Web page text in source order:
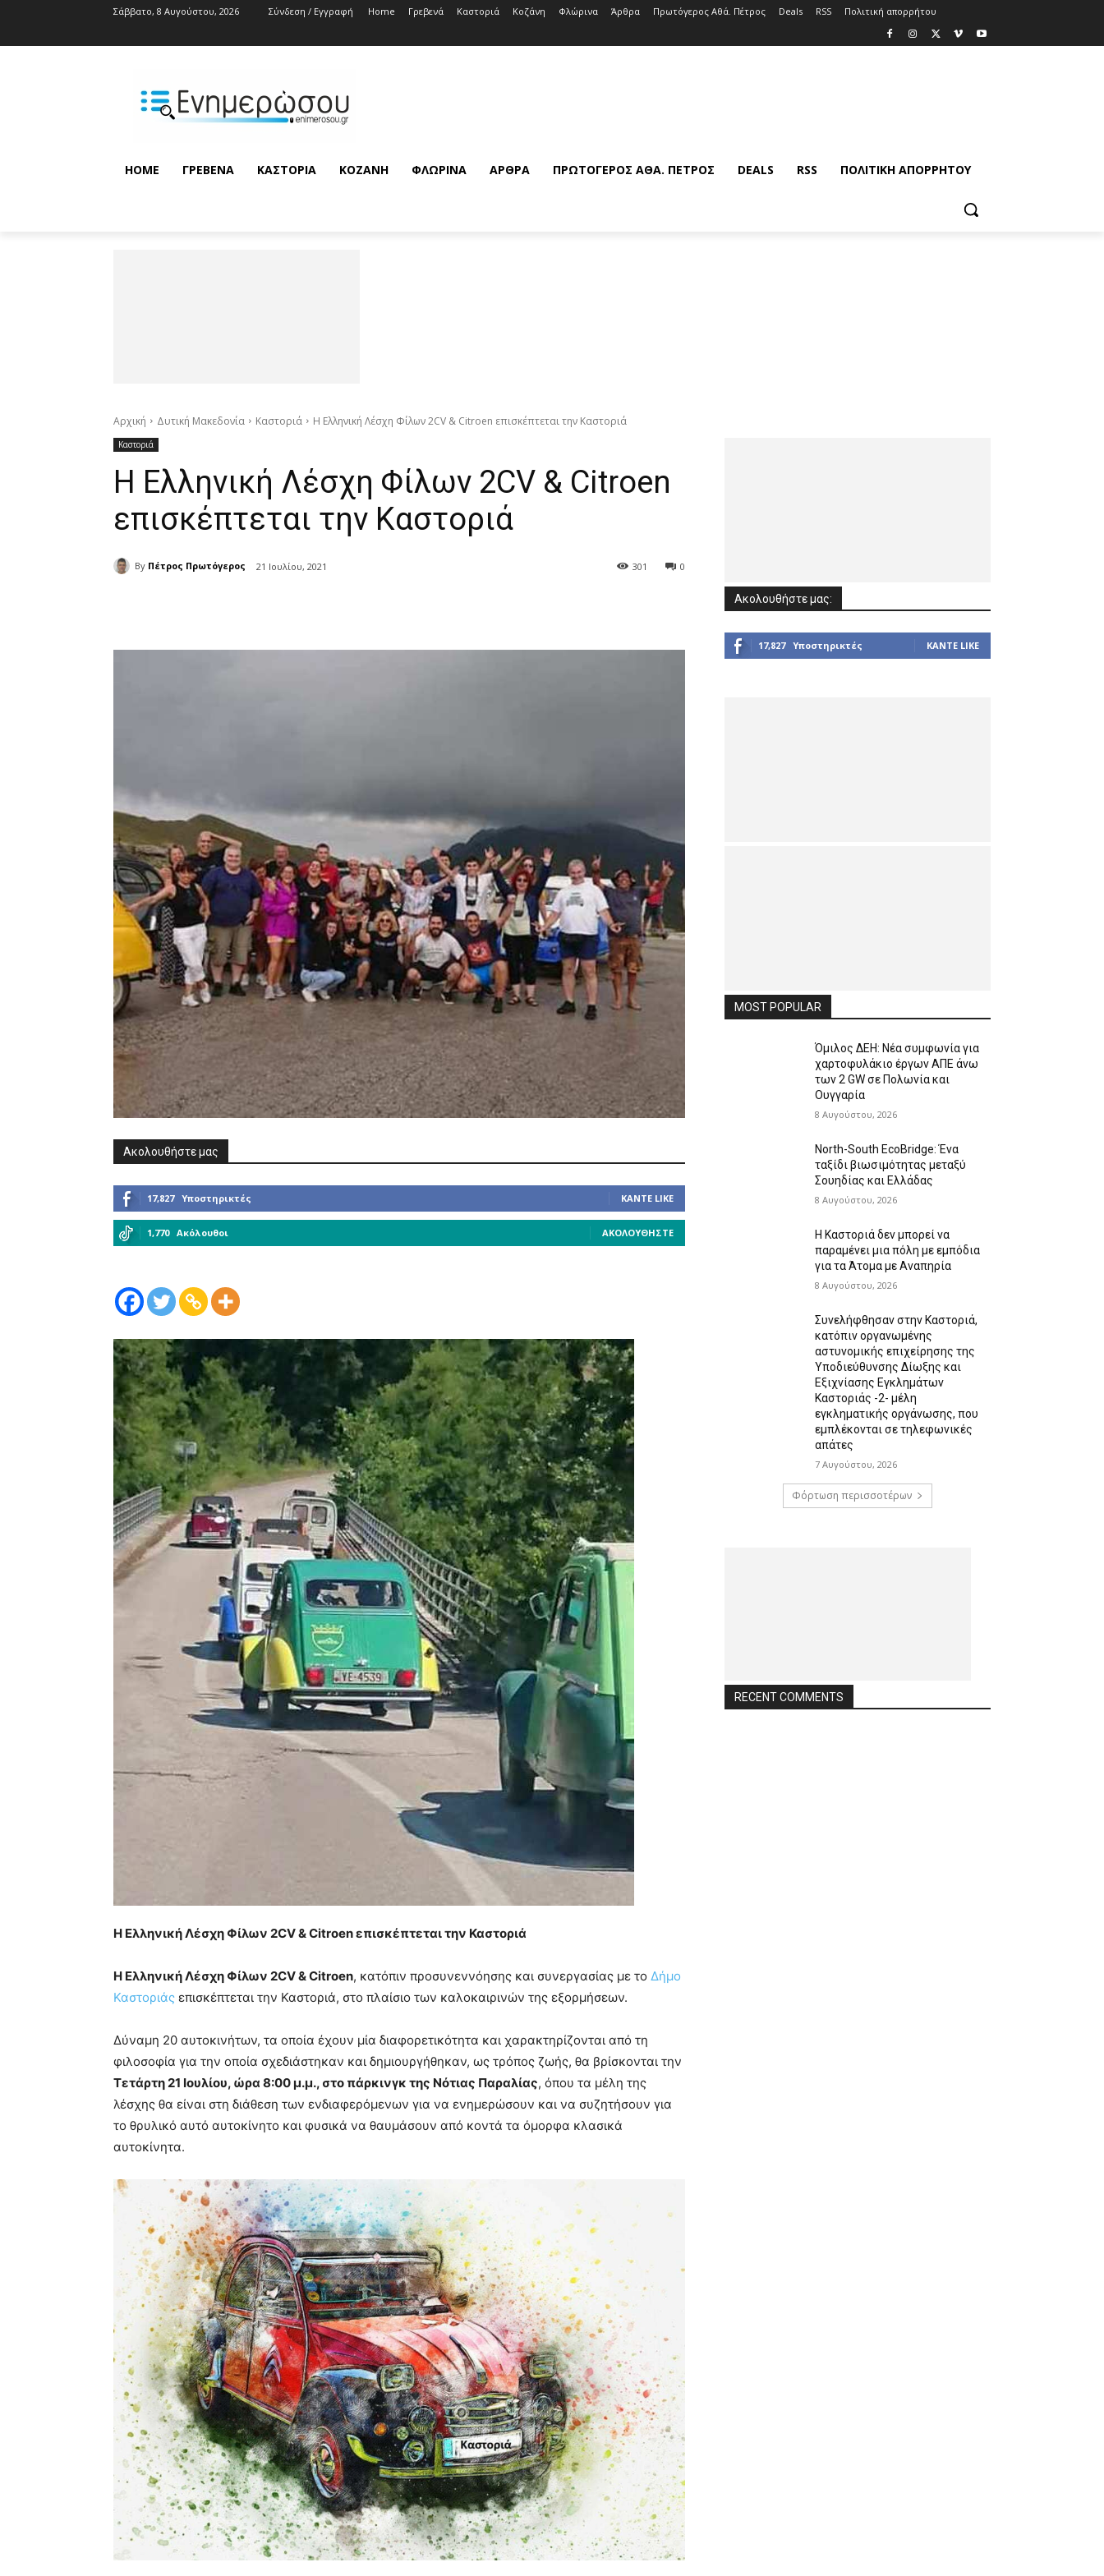
Σάββατο, 8 Αυγούστου, 2026 Σύνδεση / Εγγραφή Home Γρεβενά Καστοριά Κοζάνη Φλώρινα Άρθρα Πρωτόγερος Αθά. Πέτρος Deals RSS Πολιτική απορρήτου
HOME ΓΡΕΒΕΝΆ ΚΑΣΤΟΡΙΆ ΚΟΖΆΝΗ ΦΛΏΡΙΝΑ ΆΡΘΡΑ ΠΡΩΤΌΓΕΡΟΣ ΑΘΆ. ΠΈΤΡΟΣ DEALS RSS ΠΟΛΙΤΙΚΉ ΑΠΟΡΡΉΤΟΥ
Αρχική Δυτική Μακεδονία Καστοριά Η Ελληνική Λέσχη Φίλων 2CV & Citroen επισκέπτεται την Καστοριά
Καστοριά
Η Ελληνική Λέσχη Φίλων 2CV & Citroen
επισκέπτεται την Καστοριά
By Πέτρος Πρωτόγερος 21 Ιουλίου, 2021 0
301
Ακολουθήστε μας
17,827 Υποστηρικτές ΚΆΝΤΕ LIKE
1,770 Ακόλουθοι ΑΚΟΛΟΥΘΉΣΤΕ
Η Ελληνική Λέσχη Φίλων 2CV & Citroen επισκέπτεται την Καστοριά
Η Ελληνική Λέσχη Φίλων 2CV & Citroen, κατόπιν προσυνεννόησης και συνεργασίας με το Δήμο
Καστοριάς επισκέπτεται την Καστοριά, στο πλαίσιο των καλοκαιρινών της εξορμήσεων.
Δύναμη 20 αυτοκινήτων, τα οποία έχουν μία διαφορετικότητα και χαρακτηρίζονται από τη
φιλοσοφία για την οποία σχεδιάστηκαν και δημιουργήθηκαν, ως τρόπος ζωής, θα βρίσκονται την
Τετάρτη 21 Ιουλίου, ώρα 8:00 μ.μ., στο πάρκινγκ της Νότιας Παραλίας, όπου τα μέλη της
λέσχης θα είναι στη διάθεση των ενδιαφερόμενων για να ενημερώσουν και να συζητήσουν για
το θρυλικό αυτό αυτοκίνητο και φυσικά να θαυμάσουν από κοντά τα όμορφα κλασικά
αυτοκίνητα.
Ακολουθήστε μας:
17,827 Υποστηρικτές ΚΆΝΤΕ LIKE
MOST POPULAR
Όμιλος ΔΕΗ: Νέα συμφωνία για
χαρτοφυλάκιο έργων ΑΠΕ άνω
των 2 GW σε Πολωνία και
Ουγγαρία
8 Αυγούστου, 2026
North-South EcoBridge: Ένα
ταξίδι βιωσιμότητας μεταξύ
Σουηδίας και Ελλάδας
8 Αυγούστου, 2026
Η Καστοριά δεν μπορεί να
παραμένει μια πόλη με εμπόδια
για τα Άτομα με Αναπηρία
8 Αυγούστου, 2026
Συνελήφθησαν στην Καστοριά,
κατόπιν οργανωμένης
αστυνομικής επιχείρησης της
Υποδιεύθυνσης Δίωξης και
Εξιχνίασης Εγκλημάτων
Καστοριάς -2- μέλη
εγκληματικής οργάνωσης, που
εμπλέκονται σε τηλεφωνικές
απάτες
7 Αυγούστου, 2026
Φόρτωση περισσοτέρων
RECENT COMMENTS